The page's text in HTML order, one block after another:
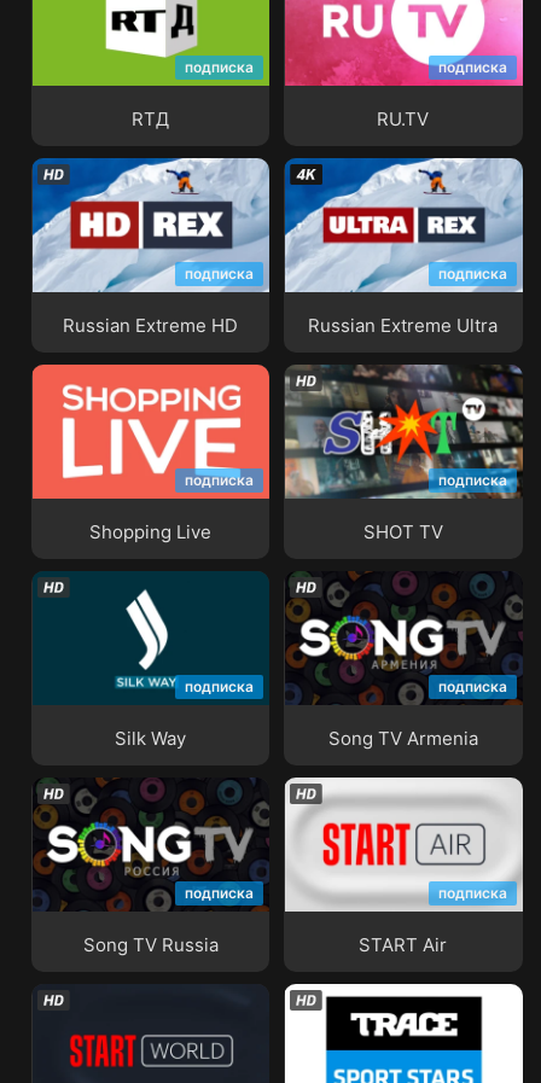
подписка
RTД
подписка
RU.TV
RU.TV
подписка
Russian Extreme HD
Russian Extreme HD
подписка
Russian Extreme Ultra
Russian Extreme Ultra
подписка
Shopping Live
Shopping Live
подписка
SHOT TV
SHOT TV
подписка
Silk Way
подписка
Song TV Armenia
Song TV Armenia
подписка
Song TV Russia
Song TV Russia
подписка
START Air
START Air